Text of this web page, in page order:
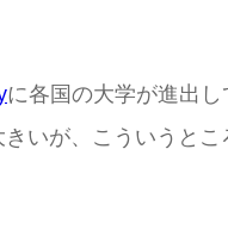
に各国の大学が進出
いが、こういうと